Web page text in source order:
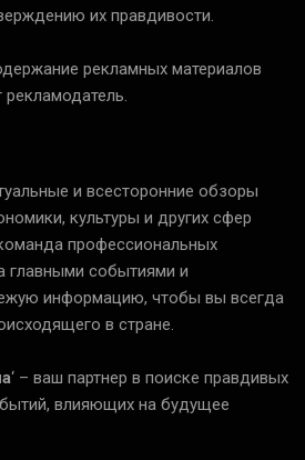
их правдивости.
рекламных материалов
рекламодатель.
и всесторонние обзоры
культуры и других сфер
профессиональных
главными событиями и
информацию, чтобы вы всегда
в стране.
‘ – ваш партнер в поиске правдивых
влияющих на будущее